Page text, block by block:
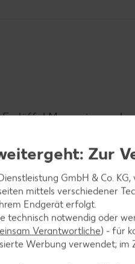
Margarine
aufkochen, 10
Rest unter die Soße
zerstampfen, mit
und mit Salz
Zur
GmbH & Co.
mittels verschiedener
Endgerät erfolgt.
technisch notwendig oder
Verantwortliche) - für
Werbung verwendet;